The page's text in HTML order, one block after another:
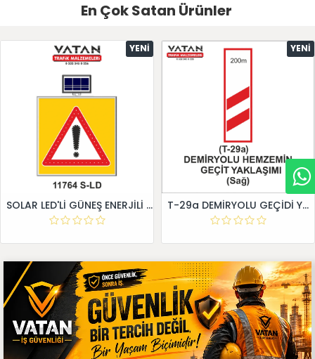
En Çok Satan Ürünler
YENI
SOLAR LED'Lİ GÜNEŞ ENERJİLİ LEVHA
YENI
T-29a DEMİRYOLU GEÇİDİ YAKLAŞIM LEVHALARI (Sağ)